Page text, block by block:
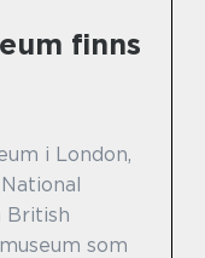
finns
i London,
British
som